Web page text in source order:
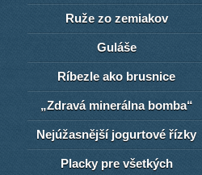
Ruže zo zemiakov
Guláše
Ríbezle ako brusnice
„Zdravá minerálna bomba“
Nejúžasnější jogurtové řízky
Placky pre všetkých